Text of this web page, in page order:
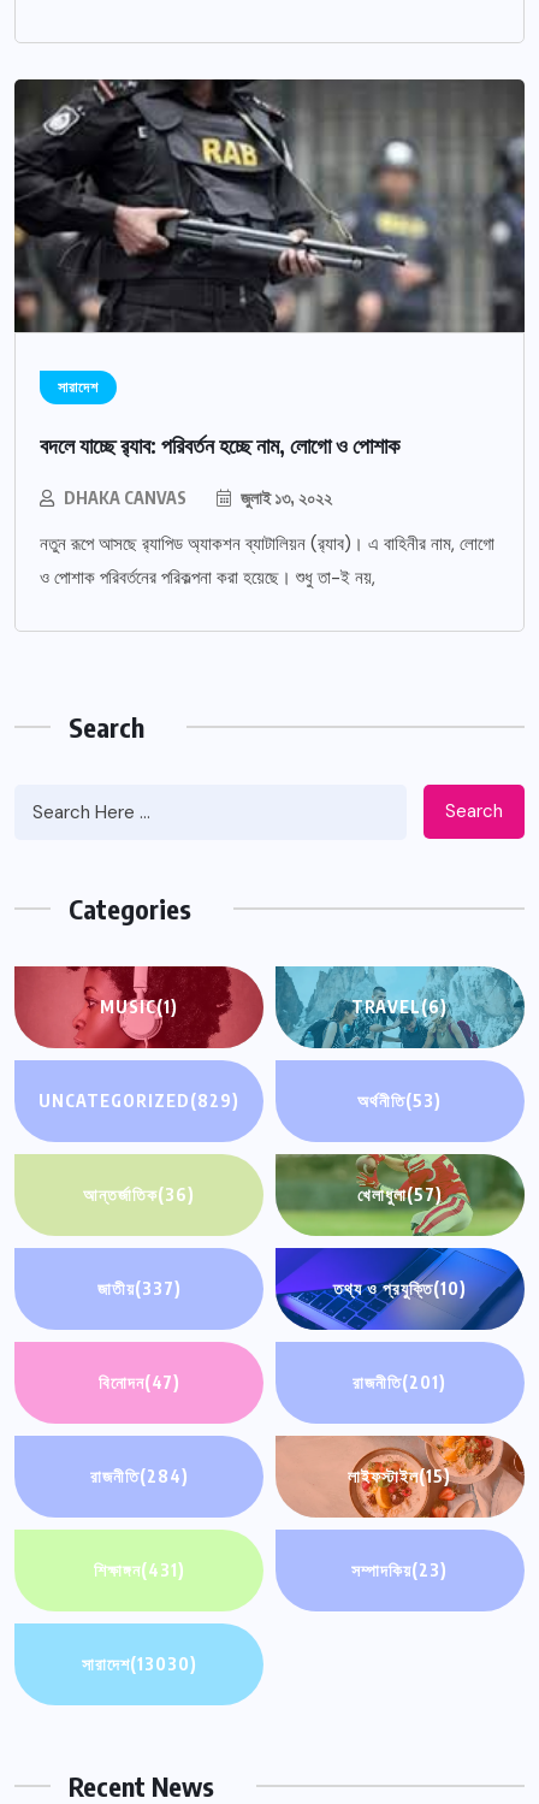
সারাদেশ
বদলে যাচ্ছে র‌্যাব: পরিবর্তন হচ্ছে নাম, লোগো ও পোশাক
DHAKA CANVAS জুলাই ১৩, ২০২২
নতুন রূপে আসছে র‌্যাপিড অ্যাকশন ব্যাটালিয়ন (র‌্যাব)। এ বাহিনীর নাম, লোগো
ও পোশাক পরিবর্তনের পরিকল্পনা করা হয়েছে। শুধু তা-ই নয়,
Search
Search
Categories
MUSIC(1) TRAVEL(6)
UNCATEGORIZED(829) অর্থনীতি(53)
আন্তর্জাতিক(36) খেলাধুলা(57)
জাতীয়(337) তথ্য ও প্রযুক্তি(10)
বিনোদন(47) রাজনীতি(201)
রাজনীতি(284) লাইফস্টাইল(15)
শিক্ষাঙ্গন(431) সম্পাদকিয়(23)
সারাদেশ(13030)
Recent News